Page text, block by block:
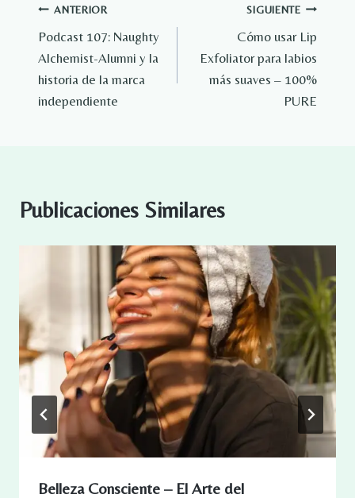
Navegación
de
entradas
ANTERIOR
Podcast 107: Naughty
Alchemist-Alumni y la
historia de la marca
independiente
SIGUIENTE
Cómo usar Lip
Exfoliator para labios
más suaves – 100%
PURE
Publicaciones Similares
Belleza Consciente – El Arte del